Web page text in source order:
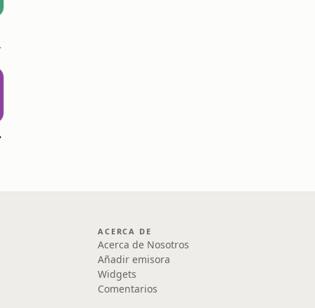
ACERCA DE
Acerca de Nosotros
Añadir emisora
Widgets
Comentarios